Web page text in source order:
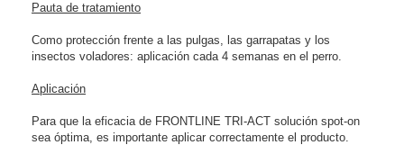
Pauta de tratamiento
Como protección frente a las pulgas, las garrapatas y los
insectos voladores: aplicación cada 4 semanas en el perro.
Aplicación
Para que la eficacia de FRONTLINE TRI-ACT solución spot-on
sea óptima, es importante aplicar correctamente el producto.